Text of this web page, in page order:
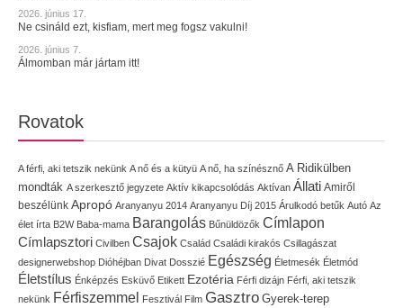
2026. június 17.
Ne csináld ezt, kisfiam, mert meg fogsz vakulni!
2026. június 7.
Álmomban már jártam itt!
Rovatok
A férfi, aki tetszik nekünk A nő és a kütyü A nő, ha színésznő A Ridikülben
mondták A szerkesztő jegyzete Aktív kikapcsolódás Aktívan Állati Amiről
beszélünk Apropó Aranyanyu 2014 Aranyanyu Díj 2015 Árulkodó betűk Autó Az
élet írta B2W Baba-mama Barangolás Bűnüldözők Címlapon
Címlapsztori Civilben Csajok Család Családi kirakós Csillagászat
designerwebshop Dióhéjban Divat Dosszié Egészség Életmesék Életmód
Életstílus Énképzés Esküvő Etikett Ezotéria Férfi dizájn Férfi, aki tetszik
nekünk Férfiszemmel Fesztivál Film Gasztro Gyerek-terep